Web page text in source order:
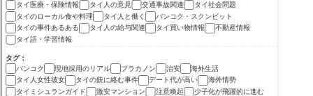
タイ医療・保険情報
タイ人の意見 交通事故関連
タイ社会問題
タイのローカル食や料理
タイ人と働く
バンコク・スクンビット
タイの事件あるある
タイ人の給与関連 タイ買い物情報
不動産情報
タイ語・学習情報
タグ
バンコク
現地採用のリアル プラカノン 治安
海外生活
タイ人女性彼女
タイの銃に絡む事件 デート代が高い
海外情勢
タイミシュランガイド
激安マンション 注意喚起
少子化が飛躍的に進む